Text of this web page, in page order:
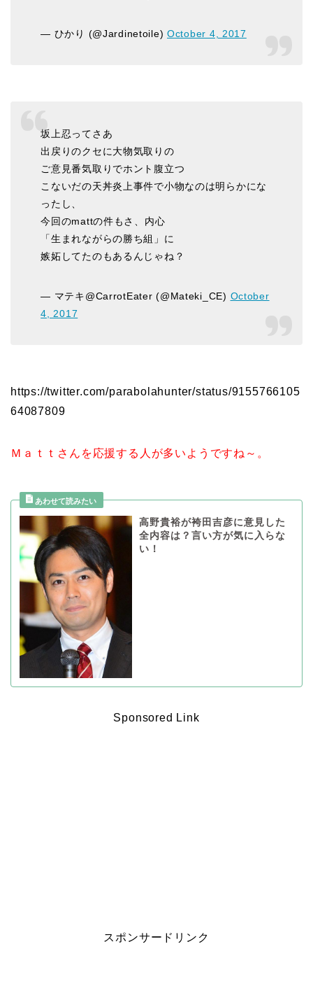
— ひかり (@Jardinetoile)October 4, 2017
坂上忍ってさあ
出戻りのクセに大物気取りの
ご意見番気取りでホント腹立つ
こないだの天丼炎上事件で小物なのは明らかにな
ったし、
今回のmattの件もさ、内心
「生まれながらの勝ち組」に
嫉妬してたのもあるんじゃね？
— マテキ@CarrotEater (@Mateki_CE) October
4, 2017
https://twitter.com/parabolahunter/status/9155766105
64087809
Ｍａｔｔさんを応援する人が多いようですね～。
高野貴裕が袴田吉彦に意見した
全内容は？言い方が気に入らな
い！
Sponsored Link
スポンサードリンク